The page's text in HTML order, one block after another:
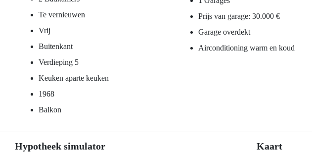
Te vernieuwen
Vrij
Buitenkant
Verdieping 5
Keuken aparte keuken
1968
Balkon
Prijs van garage: 30.000 €
Garage overdekt
Airconditioning warm en koud
Hypotheek simulator Kaart